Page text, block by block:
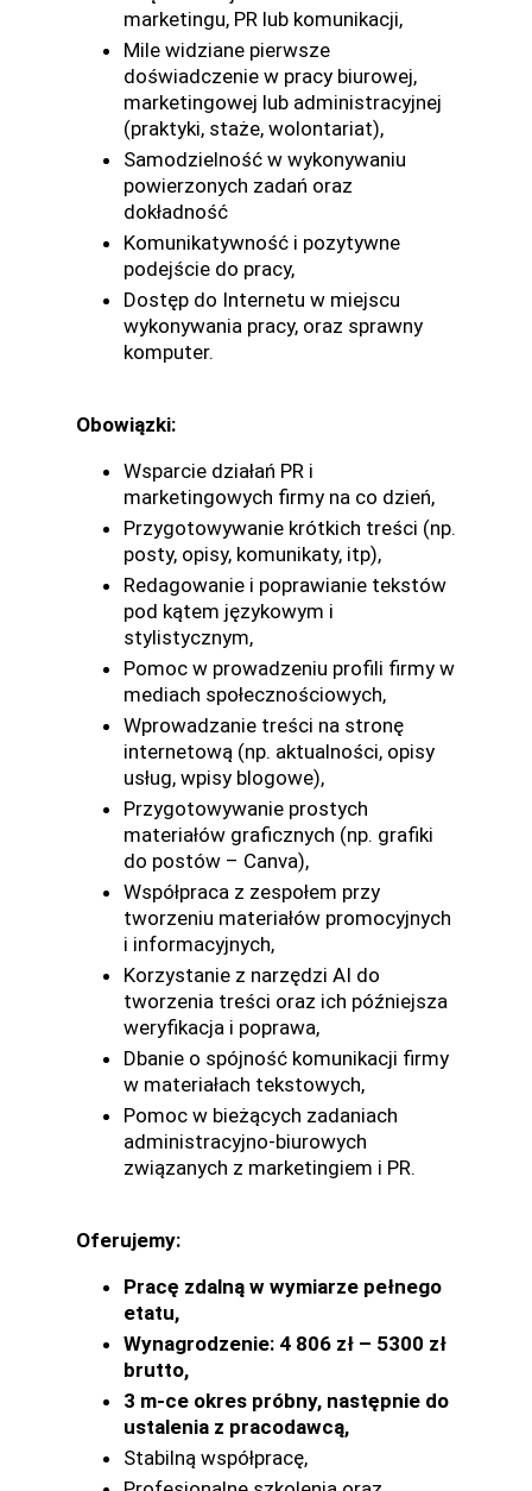
marketingu, PR lub komunikacji,
Mile widziane pierwsze
doświadczenie w pracy biurowej,
marketingowej lub administracyjnej
(praktyki, staże, wolontariat),
Samodzielność w wykonywaniu
powierzonych zadań oraz
dokładność
Komunikatywność i pozytywne
podejście do pracy,
Dostęp do Internetu w miejscu
wykonywania pracy, oraz sprawny
komputer.
Obowiązki:
Wsparcie działań PR i
marketingowych firmy na co dzień,
Przygotowywanie krótkich treści (np.
posty, opisy, komunikaty, itp),
Redagowanie i poprawianie tekstów
pod kątem językowym i
stylistycznym,
Pomoc w prowadzeniu profili firmy w
mediach społecznościowych,
Wprowadzanie treści na stronę
internetową (np. aktualności, opisy
usług, wpisy blogowe),
Przygotowywanie prostych
materiałów graficznych (np. grafiki
do postów – Canva),
Współpraca z zespołem przy
tworzeniu materiałów promocyjnych
i informacyjnych,
Korzystanie z narzędzi AI do
tworzenia treści oraz ich późniejsza
weryfikacja i poprawa,
Dbanie o spójność komunikacji firmy
w materiałach tekstowych,
Pomoc w bieżących zadaniach
administracyjno-biurowych
związanych z marketingiem i PR.
Oferujemy:
Pracę zdalną w wymiarze pełnego
etatu,
Wynagrodzenie: 4 806 zł – 5300 zł
brutto,
3 m-ce okres próbny, następnie do
ustalenia z pracodawcą,
Stabilną współpracę,